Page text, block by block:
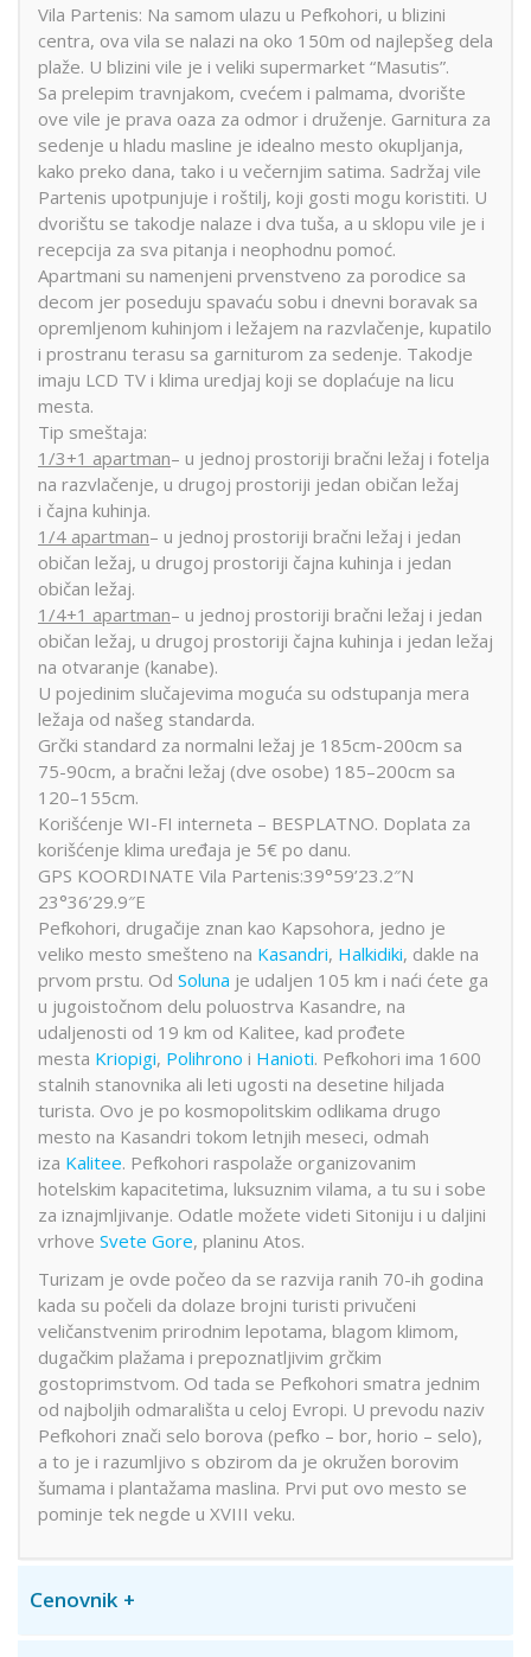
Vila Partenis: Na samom ulazu u Pefkohori, u blizini
centra, ova vila se nalazi na oko 150m od najlepšeg dela
plaže. U blizini vile je i veliki supermarket “Masutis”.
Sa prelepim travnjakom, cvećem i palmama, dvorište
ove vile je prava oaza za odmor i druženje. Garnitura za
sedenje u hladu masline je idealno mesto okupljanja,
kako preko dana, tako i u večernjim satima. Sadržaj vile
Partenis upotpunjuje i roštilj, koji gosti mogu koristiti. U
dvorištu se takodje nalaze i dva tuša, a u sklopu vile je i
recepcija za sva pitanja i neophodnu pomoć.
Apartmani su namenjeni prvenstveno za porodice sa
decom jer poseduju spavaću sobu i dnevni boravak sa
opremljenom kuhinjom i ležajem na razvlačenje, kupatilo
i prostranu terasu sa garniturom za sedenje. Takodje
imaju LCD TV i klima uredjaj koji se doplaćuje na licu
mesta.
Tip smeštaja:
1/3+1 apartman– u jednoj prostoriji bračni ležaj i fotelja
na razvlačenje, u drugoj prostoriji jedan običan ležaj
i čajna kuhinja.
1/4 apartman– u jednoj prostoriji bračni ležaj i jedan
običan ležaj, u drugoj prostoriji čajna kuhinja i jedan
običan ležaj.
1/4+1 apartman– u jednoj prostoriji bračni ležaj i jedan
običan ležaj, u drugoj prostoriji čajna kuhinja i jedan ležaj
na otvaranje (kanabe).
U pojedinim slučajevima moguća su odstupanja mera
ležaja od našeg standarda.
Grčki standard za normalni ležaj je 185cm-200cm sa
75-90cm, a bračni ležaj (dve osobe) 185–200cm sa
120–155cm.
Korišćenje WI-FI interneta – BESPLATNO. Doplata za
korišćenje klima uređaja je 5€ po danu.
GPS KOORDINATE Vila Partenis:39°59’23.2″N
23°36’29.9″E
Pefkohori, drugačije znan kao Kapsohora, jedno je
veliko mesto smešteno na Kasandri, Halkidiki, dakle na
prvom prstu. Od Soluna je udaljen 105 km i naći ćete ga
u jugoistočnom delu poluostrva Kasandre, na
udaljenosti od 19 km od Kalitee, kad prođete
mesta Kriopigi, Polihrono i Hanioti. Pefkohori ima 1600
stalnih stanovnika ali leti ugosti na desetine hiljada
turista. Ovo je po kosmopolitskim odlikama drugo
mesto na Kasandri tokom letnjih meseci, odmah
iza Kalitee. Pefkohori raspolaže organizovanim
hotelskim kapacitetima, luksuznim vilama, a tu su i sobe
za iznajmljivanje. Odatle možete videti Sitoniju i u daljini
vrhove Svete Gore, planinu Atos.
Turizam je ovde počeo da se razvija ranih 70-ih godina
kada su počeli da dolaze brojni turisti privučeni
veličanstvenim prirodnim lepotama, blagom klimom,
dugačkim plažama i prepoznatljivim grčkim
gostoprimstvom. Od tada se Pefkohori smatra jednim
od najboljih odmarališta u celoj Evropi. U prevodu naziv
Pefkohori znači selo borova (pefko – bor, horio – selo),
a to je i razumljivo s obzirom da je okružen borovim
šumama i plantažama maslina. Prvi put ovo mesto se
pominje tek negde u XVIII veku.
Cenovnik